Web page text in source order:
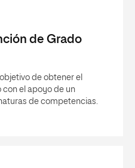
de Grado
de obtener el
el apoyo de un
de competencias.